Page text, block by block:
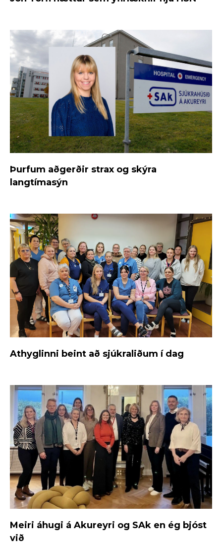
Þurfum aðgerðir strax og skýra
langtímasýn
Athyglinni beint að sjúkraliðum í dag
Meiri áhugi á Akureyri og SAk en ég bjóst
við